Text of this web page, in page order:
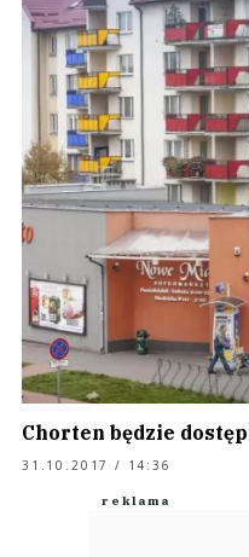
Chorten będzie
31.10.2017 / 14:36